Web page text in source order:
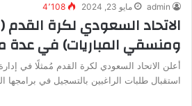
admin مايو 23, 2024 4٬108
الاتحاد السعودي لكرة القدم
ومنسقي المباريات) في عدة
أعلن الاتحاد السعودي لكرة القدم مُمثلًا في
استقبال طلبات الراغبين بالتسجيل في برامجها